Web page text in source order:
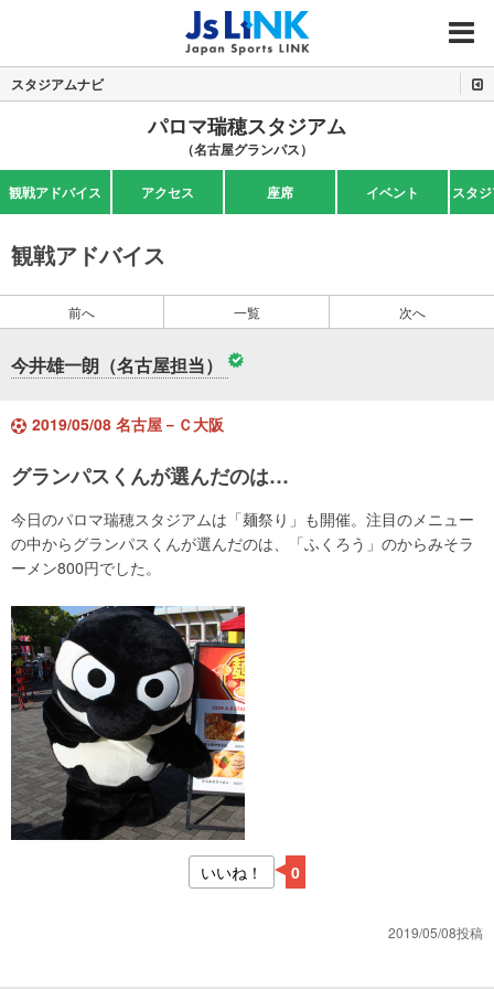
MENU
スタジアムナビ
パロマ瑞穂スタジアム
（名古屋グランパス）
観戦アドバイス アクセス 座席 イベント スタ
観戦アドバイス
前へ 一覧 次へ
今井雄一朗（名古屋担当）
2019/05/08 名古屋－Ｃ大阪
グランパスくんが選んだのは…
今日のパロマ瑞穂スタジアムは「麺祭り」も開催。注目のメニュー
の中からグランパスくんが選んだのは、「ふくろう」のからみそラ
ーメン800円でした。
いいね！ 0
2019/05/08投稿